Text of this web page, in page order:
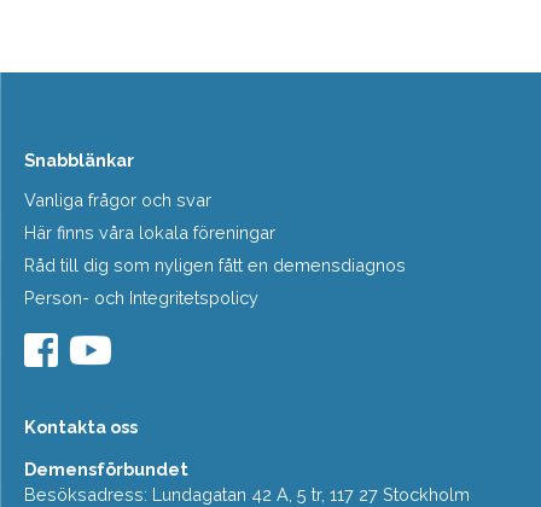
Snabblänkar
Vanliga frågor och svar
Här finns våra lokala föreningar
Råd till dig som nyligen fått en demensdiagnos
Person- och Integritetspolicy
Kontakta oss
Demensförbundet
Besöksadress: Lundagatan 42 A, 5 tr, 117 27 Stockholm